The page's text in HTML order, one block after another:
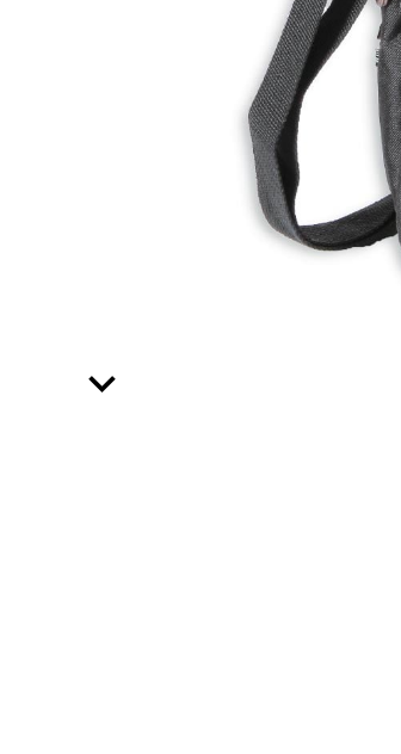
expand_more